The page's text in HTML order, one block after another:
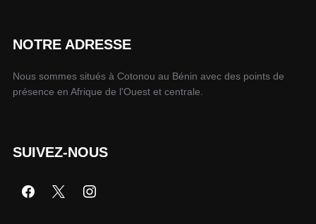
NOTRE ADRESSE
Nous sommes situés à Cotonou au Bénin avec des points de
présence en Afrique de l'Ouest et centrale.
SUIVEZ-NOUS